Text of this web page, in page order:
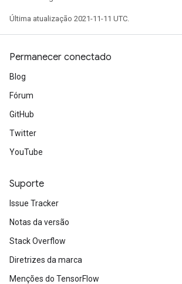
Última atualização 2021-11-11 UTC.
Permanecer conectado
Blog
Fórum
GitHub
Twitter
YouTube
Suporte
Issue Tracker
Notas da versão
Stack Overflow
Diretrizes da marca
Menções do TensorFlow